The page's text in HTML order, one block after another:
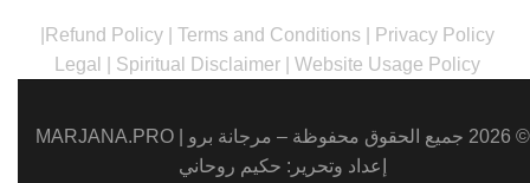
Privacy Policy
Terms and Conditions
Refund Policy
Website Usage Policy
Spiritual Disclaimer
Legal
© 2026 جميع الحقوق محفوظة – مرجانة برو |
MARJANA.PRO
إعداد وتحرير: حكيم روحاني